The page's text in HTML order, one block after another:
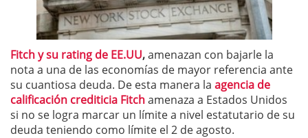
Fitch y su rating de EE.UU,amenazan con bajarle la
nota a una de las economías de mayor referencia ante
su cuantiosa deuda. De esta manera la agencia de
calificación crediticia Fitchamenaza a Estados Unidos
si no se logra marcar un límite a nivel estatutario de su
deuda teniendo como límite el 2 de agosto.